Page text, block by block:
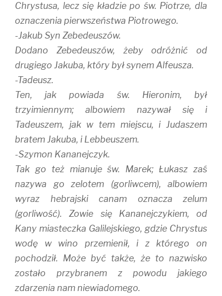
Chrystusa, lecz się kładzie po św. Piotrze, dla
oznaczenia pierwszeństwa Piotrowego.
-Jakub Syn Zebedeuszów.
Dodano Zebedeuszów, żeby odróżnić od
drugiego Jakuba, który był synem Alfeusza.
-Tadeusz.
Ten, jak powiada św. Hieronim, był
trzyimiennym; albowiem nazywał się i
Tadeuszem, jak w tem miejscu, i Judaszem
bratem Jakuba, i Lebbeuszem.
-Szymon Kananejczyk.
Tak go też mianuje św. Marek; Łukasz zaś
nazywa go zelotem (gorliwcem), albowiem
wyraz hebrajski canam oznacza zelum
(gorliwość). Zowie się Kananejczykiem, od
Kany miasteczka Galilejskiego, gdzie Chrystus
wodę w wino przemienił, i z którego on
pochodził. Może być także, że to nazwisko
zostało przybranem z powodu jakiego
zdarzenia nam niewiadomego.